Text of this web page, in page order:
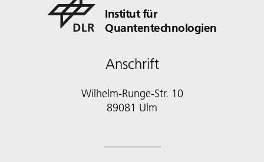
Institut für
Quantentechnologien
Anschrift
Wilhelm-Runge-Str. 10
89081 Ulm